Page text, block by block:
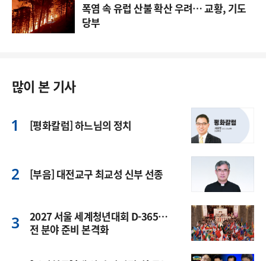
폭염 속 유럽 산불 확산 우려… 교황, 기도
당부
많이 본 기사
[평화칼럼] 하느님의 정치
[부음] 대전교구 최교성 신부 선종
2027 서울 세계청년대회 D-365…
전 분야 준비 본격화